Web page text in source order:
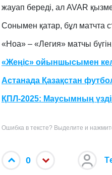
жауап береді, ал AVAR
Сонымен қатар, бұл матчта
«Ноа» – «Легия» матчы
«Жеңіс» ойыншысымен
Астанада Қазақстан
ҚПЛ-2025: Маусымның
Ошибка в тексте? Выделите и
0